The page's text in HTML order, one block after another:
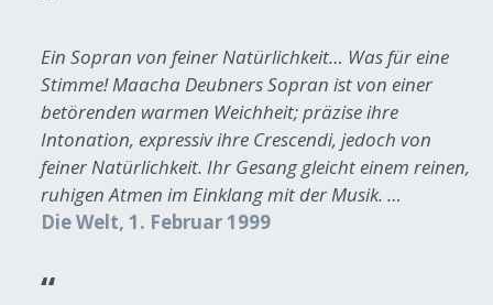
Ein Sopran von feiner Natürlichkeit… Was für eine
Stimme! Maacha Deubners Sopran ist von einer
betörenden warmen Weichheit; präzise ihre
Intonation, expressiv ihre Crescendi, jedoch von
feiner Natürlichkeit. Ihr Gesang gleicht einem reinen,
ruhigen Atmen im Einklang mit der Musik. …
Die Welt, 1. Februar 1999